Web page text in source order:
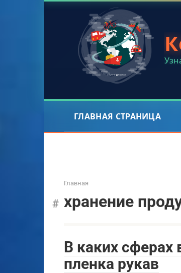
ГЛАВНАЯ СТРАНИЦА
Главная
хранение
В каких сферах
пленка рукав